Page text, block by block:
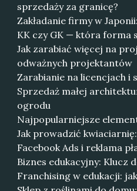
sprzedaży za granicę?
Zakładanie firmy w
KK czy GK — która forma
Jak zarabiać więcej na
odważnych projektantów
Zarabianie na licencjach
Sprzedaż małej
ogrodu
Najpopularniejsze
Jak prowadzić
Facebook Ads i reklama
Biznes edukacyjny: Klucz
Franchising w edukacji: